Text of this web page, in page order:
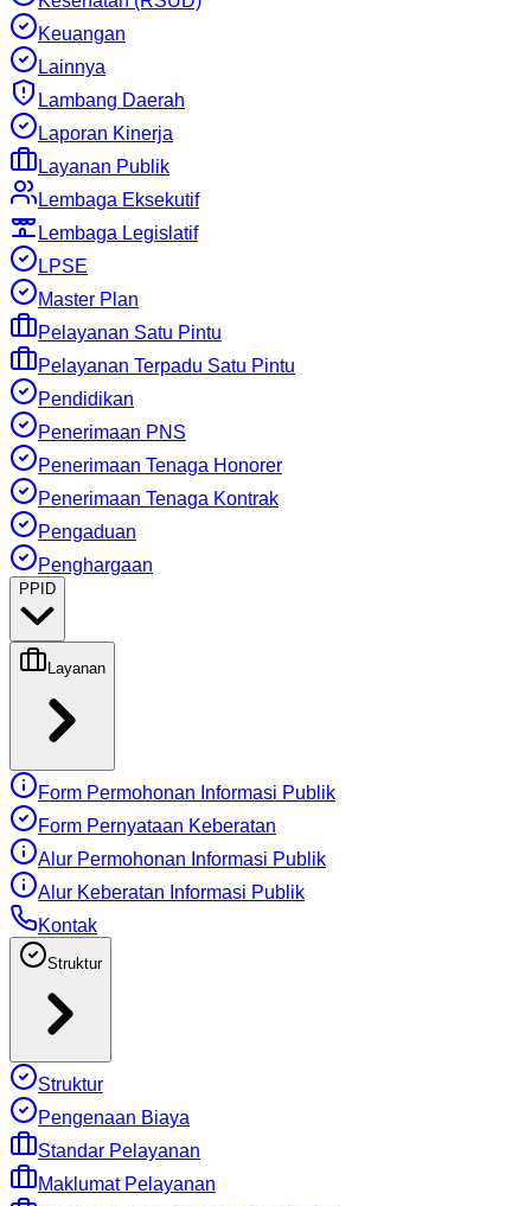
Keuangan
Lainnya
Lambang Daerah
Laporan Kinerja
Layanan Publik
Lembaga Eksekutif
Lembaga Legislatif
LPSE
Master Plan
Pelayanan Satu Pintu
Pelayanan Terpadu Satu Pintu
Pendidikan
Penerimaan PNS
Penerimaan Tenaga Honorer
Penerimaan Tenaga Kontrak
Pengaduan
Penghargaan
PPID
Layanan
Form Permohonan Informasi Publik
Form Pernyataan Keberatan
Alur Permohonan Informasi Publik
Alur Keberatan Informasi Publik
Kontak
Struktur
Struktur
Pengenaan Biaya
Standar Pelayanan
Maklumat Pelayanan